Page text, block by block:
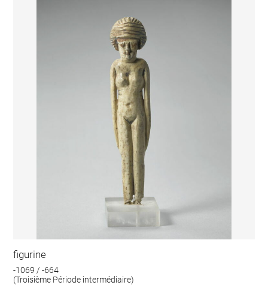
figurine
-1069 / -664
(Troisième Période intermédiaire)